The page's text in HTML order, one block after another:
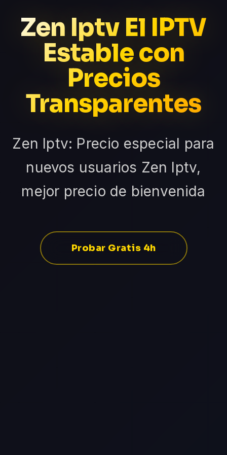
Zen Iptv El IPTV
Estable con
Precios
Transparentes
Zen Iptv: Precio especial para
nuevos usuarios Zen Iptv,
mejor precio de bienvenida
Probar Gratis 4h